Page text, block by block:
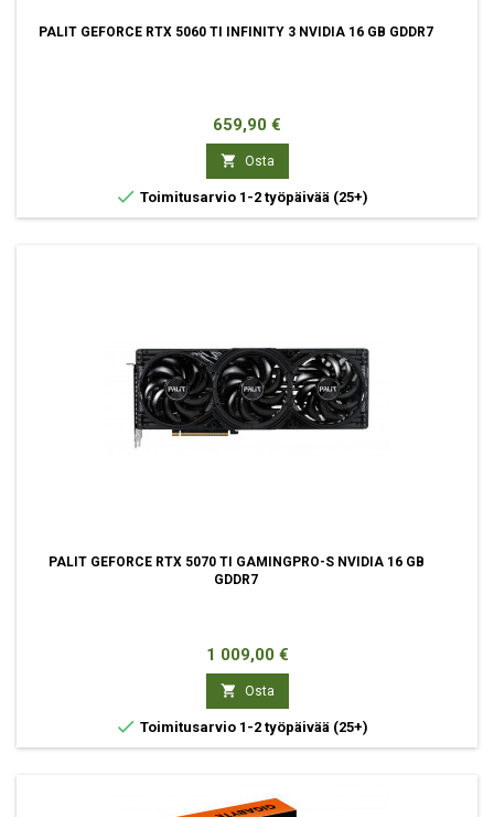
PALIT GEFORCE RTX 5060 TI INFINITY 3 NVIDIA 16 GB GDDR7
Hinta
659,90 €
 Osta
 Toimitusarvio 1-2 työpäivää (25+)
PALIT GEFORCE RTX 5070 TI GAMINGPRO-S NVIDIA 16 GB
GDDR7
Hinta
1 009,00 €
 Osta
 Toimitusarvio 1-2 työpäivää (25+)